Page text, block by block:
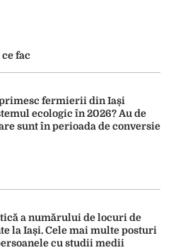
ce fac
fermierii din Iași
ecologic în 2026? Au de
sunt în perioada de conversie
a numărului de locuri de
la Iași. Cele mai multe posturi
cu studii medii